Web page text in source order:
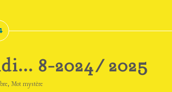
8-2024/2025
, Mot mystère